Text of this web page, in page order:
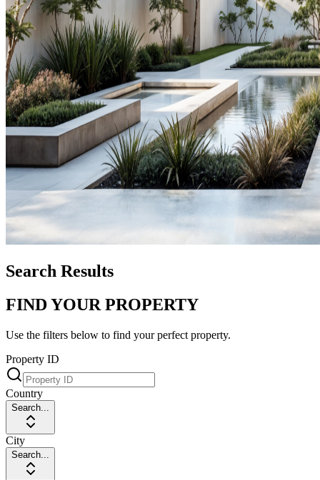
Search Results
FIND YOUR PROPERTY
Use the filters below to find your perfect property.
Property ID
Country
Search...
City
Search...